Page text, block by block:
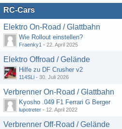
RC-Cars
Elektro On-Road / Glattbahn
Wie Rollout einstellen?
Fraenky1 - 22. April 2025
Elektro Offroad / Gelände
Hilfe zu DF Crusher v2
114SLi - 30. Juli 2026
Verbrenner On-Road / Glattbahn
Kyosho .049 F1 Ferrari G Berger
lupotreter - 12. April 2022
Verbrenner Off-Road / Gelände